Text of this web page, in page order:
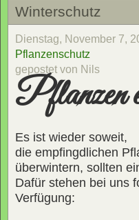
Winterschutz
Dienstag, November 7,
Pflanzenschutz
gepostet von Nils
Pflanzen
Es ist wieder soweit,
die empfingdlichen
überwintern, sollten
Dafür stehen bei uns
Verfügung: